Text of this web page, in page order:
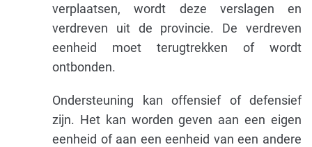
verplaatsen, wordt deze verslagen en
verdreven uit de provincie. De verdreven
eenheid moet terugtrekken of wordt
ontbonden.
Ondersteuning kan offensief of defensief
zijn. Het kan worden geven aan een eigen
eenheid of aan een eenheid van een andere